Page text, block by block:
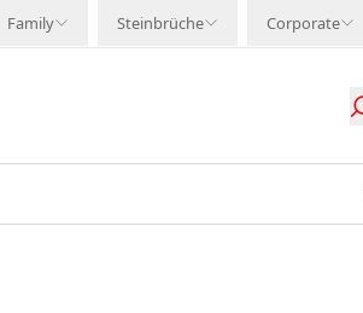
Family Steinbrüche Corporate